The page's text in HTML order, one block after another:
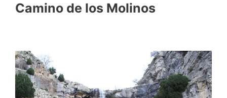
Camino de los Molinos